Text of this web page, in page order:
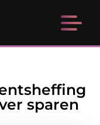
sparen